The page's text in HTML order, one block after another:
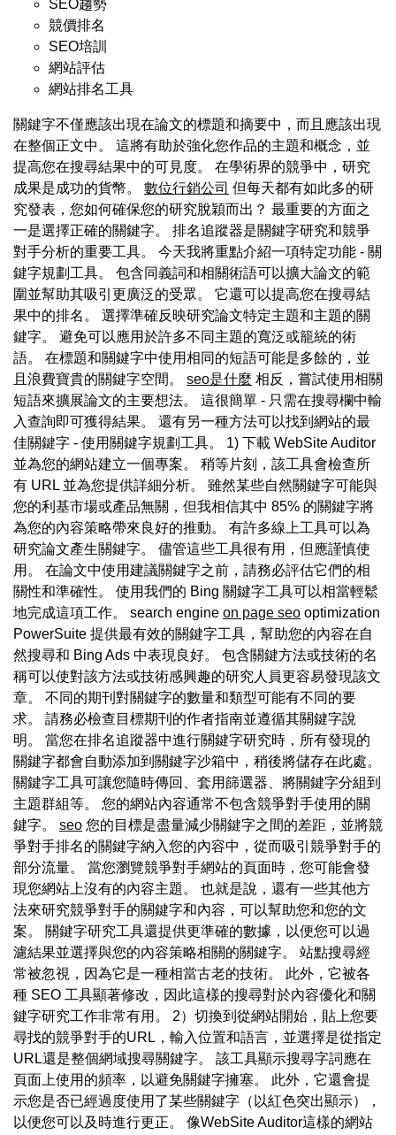
SEO趨勢
競價排名
SEO培訓
網站評估
網站排名工具
關鍵字不僅應該出現在論文的標題和摘要中，而且應該出現
在整個正文中。 這將有助於強化您作品的主題和概念，並
提高您在搜尋結果中的可見度。 在學術界的競爭中，研究
成果是成功的貨幣。 數位行銷公司 但每天都有如此多的研
究發表，您如何確保您的研究脫穎而出？ 最重要的方面之
一是選擇正確的關鍵字。 排名追蹤器是關鍵字研究和競爭
對手分析的重要工具。 今天我將重點介紹一項特定功能 - 關
鍵字規劃工具。 包含同義詞和相關術語可以擴大論文的範
圍並幫助其吸引更廣泛的受眾。 它還可以提高您在搜尋結
果中的排名。 選擇準確反映研究論文特定主題和主題的關
鍵字。 避免可以應用於許多不同主題的寬泛或籠統的術
語。 在標題和關鍵字中使用相同的短語可能是多餘的，並
且浪費寶貴的關鍵字空間。 seo是什麼 相反，嘗試使用相關
短語來擴展論文的主要想法。 這很簡單 - 只需在搜尋欄中輸
入查詢即可獲得結果。 還有另一種方法可以找到網站的最
佳關鍵字 - 使用關鍵字規劃工具。 1) 下載 WebSite Auditor
並為您的網站建立一個專案。 稍等片刻，該工具會檢查所
有 URL 並為您提供詳細分析。 雖然某些自然關鍵字可能與
您的利基市場或產品無關，但我相信其中 85% 的關鍵字將
為您的內容策略帶來良好的推動。 有許多線上工具可以為
研究論文產生關鍵字。 儘管這些工具很有用，但應謹慎使
用。 在論文中使用建議關鍵字之前，請務必評估它們的相
關性和準確性。 使用我們的 Bing 關鍵字工具可以相當輕鬆
地完成這項工作。 search engine on page seo optimization
PowerSuite 提供最有效的關鍵字工具，幫助您的內容在自
然搜尋和 Bing Ads 中表現良好。 包含關鍵方法或技術的名
稱可以使對該方法或技術感興趣的研究人員更容易發現該文
章。 不同的期刊對關鍵字的數量和類型可能有不同的要
求。 請務必檢查目標期刊的作者指南並遵循其關鍵字說
明。 當您在排名追蹤器中進行關鍵字研究時，所有發現的
關鍵字都會自動添加到關鍵字沙箱中，稍後將儲存在此處。
關鍵字工具可讓您隨時傳回、套用篩選器、將關鍵字分組到
主題群組等。 您的網站內容通常不包含競爭對手使用的關
鍵字。 seo 您的目標是盡量減少關鍵字之間的差距，並將競
爭對手排名的關鍵字納入您的內容中，從而吸引競爭對手的
部分流量。 當您瀏覽競爭對手網站的頁面時，您可能會發
現您網站上沒有的內容主題。 也就是說，還有一些其他方
法來研究競爭對手的關鍵字和內容，可以幫助您和您的文
案。 關鍵字研究工具還提供更準確的數據，以便您可以過
濾結果並選擇與您的內容策略相關的關鍵字。 站點搜尋經
常被忽視，因為它是一種相當古老的技術。 此外，它被各
種 SEO 工具顯著修改，因此這樣的搜尋對於內容優化和關
鍵字研究工作非常有用。 2）切換到從網站開始，貼上您要
尋找的競爭對手的URL，輸入位置和語言，並選擇是從指定
URL還是整個網域搜尋關鍵字。 該工具顯示搜尋字詞應在
頁面上使用的頻率，以避免關鍵字擁塞。 此外，它還會提
示您是否已經過度使用了某些關鍵字（以紅色突出顯示），
以便您可以及時進行更正。 像WebSite Auditor這樣的網站